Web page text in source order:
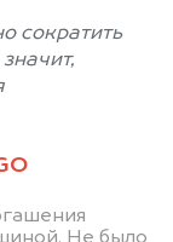
Не было
сократить